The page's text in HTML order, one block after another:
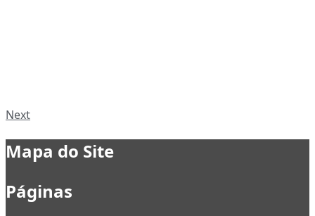
Next
Mapa do Site
Páginas